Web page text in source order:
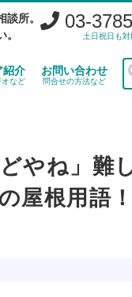
所。
03-
土日祝日も対
紹介
など
お問い合わせ
問合せの方法など
やね」難
屋根用語